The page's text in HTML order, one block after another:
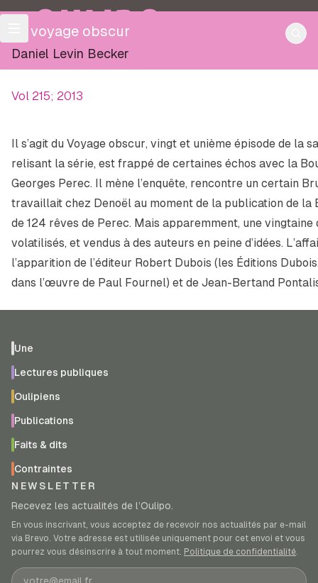
OULIPO
Le voyage obscur
Daniel Levin Becker
Vol 215; 2013
Il s’agit du Voyage obscur, vingt et unième épisode de la
relisant la série, est frappé de certaines échos avec la
Georges Perec. Il mène l’enquête, rencontre un certain
travaillait chez Denoël au moment de la publication de la
de 124 rêves de Perec. Mais apparemment, une vingtaine
volatilisés, et vendus à des auteurs en peine d’idées.
l’apparition de l’éditeur Robert Dubois (les Éditions
dans l’œuvre de Paul Fournel) et de Jean-Bertand
Une
Lectures publiques
Oulipiens
Publications
Faits & dits
Contraintes
NEWSLETTER
Recevez les actualités de l’Oulipo.
En vous inscrivant, vous acceptez de recevoir nos actualités par e-mail
via Brevo. Votre adresse est utilisée uniquement pour cet envoi et vous
pourrez vous désinscrire à tout moment. Politique de confidentialité.
Adresse e-mail